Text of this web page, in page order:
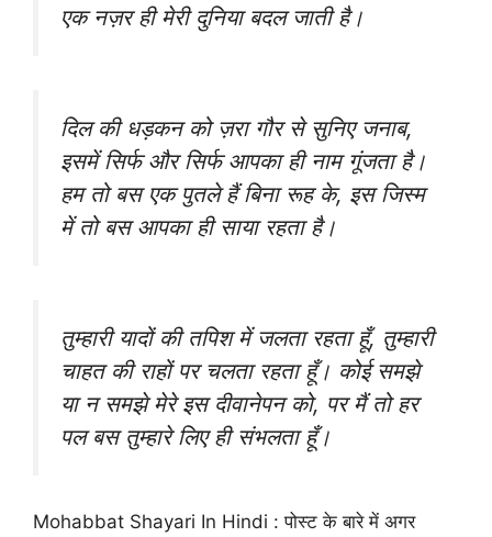
एक नज़र ही मेरी दुनिया बदल जाती है।
दिल की धड़कन को ज़रा गौर से सुनिए जनाब,
इसमें सिर्फ और सिर्फ आपका ही नाम गूंजता है।
हम तो बस एक पुतले हैं बिना रूह के, इस जिस्म
में तो बस आपका ही साया रहता है।
तुम्हारी यादों की तपिश में जलता रहता हूँ, तुम्हारी
चाहत की राहों पर चलता रहता हूँ। कोई समझे
या न समझे मेरे इस दीवानेपन को, पर मैं तो हर
पल बस तुम्हारे लिए ही संभलता हूँ।
Mohabbat Shayari In Hindi : पोस्ट के बारे में अगर